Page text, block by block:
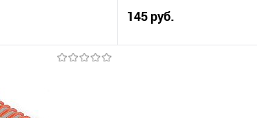
Сравнение
145 руб.